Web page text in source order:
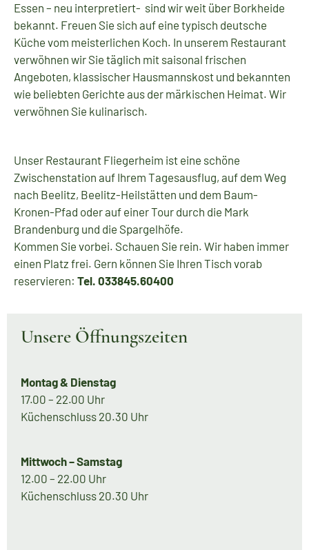
Essen – neu interpretiert- sind wir weit über Borkheide
bekannt. Freuen Sie sich auf eine typisch deutsche
Küche vom meisterlichen Koch. In unserem Restaurant
verwöhnen wir Sie täglich mit saisonal frischen
Angeboten, klassischer Hausmannskost und bekannten
wie beliebten Gerichte aus der märkischen Heimat. Wir
verwöhnen Sie kulinarisch.
Unser Restaurant Fliegerheim ist eine schöne
Zwischenstation auf Ihrem Tagesausflug, auf dem Weg
nach Beelitz, Beelitz-Heilstätten und dem Baum-
Kronen-Pfad oder auf einer Tour durch die Mark
Brandenburg und die Spargelhöfe.
Kommen Sie vorbei. Schauen Sie rein. Wir haben immer
einen Platz frei. Gern können Sie Ihren Tisch vorab
reservieren: Tel. 033845.60400
Unsere Öffnungszeiten
Montag & Dienstag
17.00 – 22.00 Uhr
Küchenschluss 20.30 Uhr
Mittwoch – Samstag
12.00 – 22.00 Uhr
Küchenschluss 20.30 Uhr